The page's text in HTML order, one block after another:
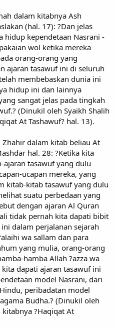
dalam kitabnya Ash
(hal. 17): ?Dan jelas
hidup kependetaan Nasrani -
wol ketika mereka
orang-orang yang
ajaran tasawuf ini di seluruh
membebaskan dunia ini
hidup ini dan lainnya
sangat jelas pada tingkah
(Dinukil oleh Syaikh Shalih
At Tashawuf? hal. 13).
dalam kitab beliau At
hal. 28: ?Ketika kita
ajaran tasawuf yang dulu
ucapan mereka, yang
kitab-kitab tasawuf yang dulu
suatu perbedaan yang
dengan ajaran Al Quran
tidak pernah kita dapati bibit
dalam perjalanan sejarah
wa sallam dan para
yang mulia, orang-orang
hamba Allah ?azza wa
dapati ajaran tasawuf ini
model Nasrani, dari
peribadatan model
Budha.? (Dinukil oleh
kitabnya ?Haqiqat At